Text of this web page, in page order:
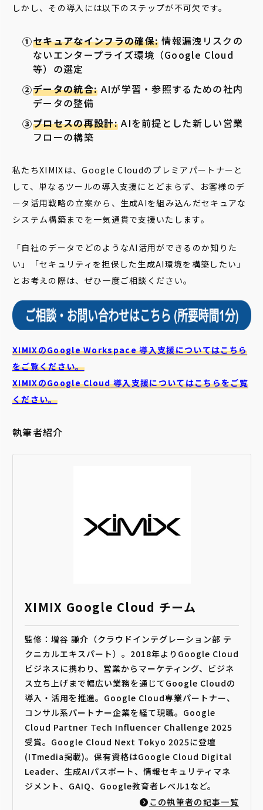
しかし、その導入には以下のステップが不可欠です。
セキュアなインフラの確保: 情報漏洩リスクの
ないエンタープライズ環境（Google Cloud
等）の選定
データの統合: AIが学習・参照するための社内
データの整備
プロセスの再設計:AIを前提とした新しい営業
フローの構築
私たちXIMIXは、Google Cloudのプレミアパートナーと
して、単なるツールの導入支援にとどまらず、お客様のデ
ータ活用戦略の立案から、生成AIを組み込んだセキュアな
システム構築までを一気通貫で支援いたします。
「自社のデータでどのようなAI活用ができるのか知りた
い」「セキュリティを担保した生成AI環境を構築したい」
とお考えの際は、ぜひ一度ご相談ください。
XIMIXのGoogle Workspace 導入支援についてはこちら
をご覧ください。
XIMIXのGoogle Cloud導入支援についてはこちらをご覧
ください。
執筆者紹介
XIMIX Google Cloud チーム
監修：増谷 謙介（クラウドインテグレーション部 テ
クニカルエキスパート）。2018年よりGoogle Cloud
ビジネスに携わり、営業からマーケティング、ビジネ
ス立ち上げまで幅広い業務を通じてGoogle Cloudの
導入・活用を推進。Google Cloud専業パートナー、
コンサル系パートナー企業を経て現職。Google
Cloud Partner Tech Influencer Challenge 2025
受賞。Google Cloud Next Tokyo 2025に登壇
(ITmedia掲載)。保有資格はGoogle Cloud Digital
Leader、生成AIパスポート、情報セキュリティマネ
ジメント、GAIQ、Google教育者レベル1など。
この執筆者の記事一覧